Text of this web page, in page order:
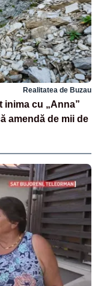
Realitatea de Buzau
inima cu „Anna”
amendă de mii de